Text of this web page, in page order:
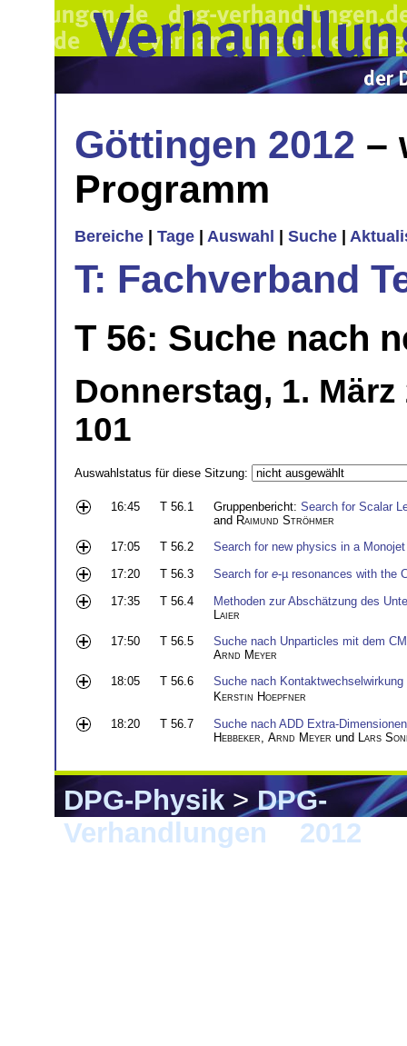
Göttingen 2012 –
Programm
Bereiche Tage Auswahl Suche
T: Fachverband
T 56: Suche nach
Donnerstag, 1. März
101
Auswahlstatus für diese Sitzung:
16:45 T 56.1 Gruppenbericht: Search for Scalar
and Raimund Ströhmer
17:05
T 56.2
Search for new physics in a
17:20
T 56.3 Search for e-µ resonances with the
17:35
T 56.4
Methoden zur Abschätzung des
Laier
17:50
T 56.5
Suche nach Unparticles mit dem
Arnd Meyer
18:05
T 56.6
Suche nach Kontaktwechselwirkung
Kerstin Hoepfner
18:20
T 56.7
Suche nach ADD Extra-
Hebbeker Arnd Meyer und Lars
DPG-Physik>DPG-
Verhandlungen
2012